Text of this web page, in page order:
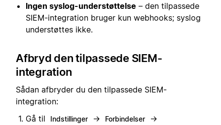
Ingen syslog-understøttelse – den tilpassede
SIEM-integration bruger kun webhooks; syslog
understøttes ikke.
Afbryd den tilpassede SIEM-
integration
Sådan afbryder du den tilpassede SIEM-
integration:
Gå til
Indstillinger → Forbindelser →